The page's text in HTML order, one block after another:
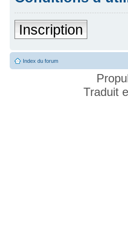
Inscription
Index du forum
Traduit